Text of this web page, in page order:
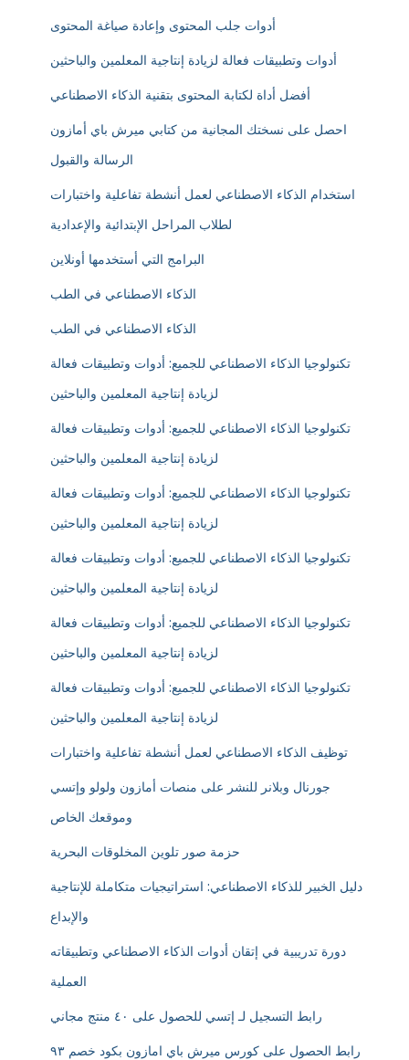
أدوات جلب المحتوى وإعادة صياغة المحتوى
أدوات وتطبيقات فعالة لزيادة إنتاجية المعلمين والباحثين
أفضل أداة لكتابة المحتوى بتقنية الذكاء الاصطناعي
احصل على نسختك المجانية من كتابي ميرش باي أمازون
الرسالة والقبول
استخدام الذكاء الاصطناعي لعمل أنشطة تفاعلية واختبارات
لطلاب المراحل الإبتدائية والإعدادية
البرامج التي أستخدمها أونلاين
الذكاء الاصطناعي في الطب
الذكاء الاصطناعي في الطب
تكنولوجيا الذكاء الاصطناعي للجميع: أدوات وتطبيقات فعالة
لزيادة إنتاجية المعلمين والباحثين
تكنولوجيا الذكاء الاصطناعي للجميع: أدوات وتطبيقات فعالة
لزيادة إنتاجية المعلمين والباحثين
تكنولوجيا الذكاء الاصطناعي للجميع: أدوات وتطبيقات فعالة
لزيادة إنتاجية المعلمين والباحثين
تكنولوجيا الذكاء الاصطناعي للجميع: أدوات وتطبيقات فعالة
لزيادة إنتاجية المعلمين والباحثين
تكنولوجيا الذكاء الاصطناعي للجميع: أدوات وتطبيقات فعالة
لزيادة إنتاجية المعلمين والباحثين
تكنولوجيا الذكاء الاصطناعي للجميع: أدوات وتطبيقات فعالة
لزيادة إنتاجية المعلمين والباحثين
توظيف الذكاء الاصطناعي لعمل أنشطة تفاعلية واختبارات
جورنال وبلانر للنشر على منصات أمازون ولولو وإتسي
وموقعك الخاص
حزمة صور تلوين المخلوقات البحرية
دليل الخبير للذكاء الاصطناعي: استراتيجيات متكاملة للإنتاجية
والإبداع
دورة تدريبية في إتقان أدوات الذكاء الاصطناعي وتطبيقاته
العملية
رابط التسجيل لـ إتسي للحصول على ٤٠ منتج مجاني
رابط الحصول على كورس ميرش باي امازون بكود خصم ٩٣